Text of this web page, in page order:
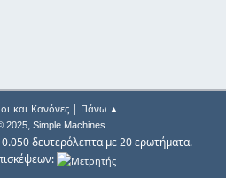
και Κανόνες| Πάνω ▲
2025, Simple Machines
δευτερόλεπτα με 20 ερωτήματα.